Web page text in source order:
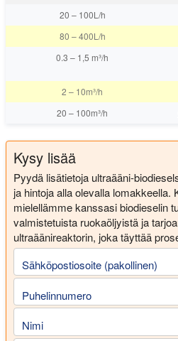
20 – 100L/h
80 –400L/h
0.3 – 1,5 m³/h
2 – 10m³/h
20 – 100m³/h
Kysy lisää
Pyydä lisätietoja ultraääni-
ja hintoja alla olevalla lomakkeella.
mielellämme kanssasi biodieselin
valmistetuista ruokaöljyistä ja
ultraäänireaktorin, joka täyttää
Sähköpostiosoite (pakollinen)
Puhelinnumero
Nimi